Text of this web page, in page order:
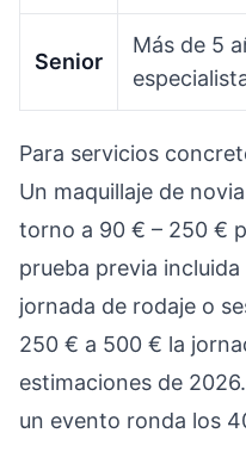
Senior
Más de 5
Para servicios
Un maquillaje de
torno a 90 € – 250 €
prueba previa
jornada de rodaje o
250 € a 500 € la
estimaciones de
un evento ronda los